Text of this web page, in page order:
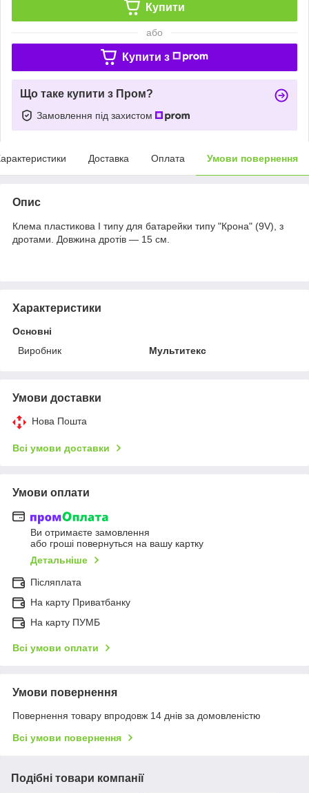
Купити
або
Купити з
Що таке купити з Пром?
Замовлення під захистом
Доставка Оплата Умови повернення
Опис
Клема пластикова І типу для батарейки типу "Крона" (9V), з
дротами. Довжина дротів — 15 см.
Характеристики
Основні
Виробник
Мультитекс
Умови доставки
Нова Пошта
Всі умови доставки
Умови оплати
Ви отримаєте замовлення
або гроші повернуться на вашу картку
Детальніше
Післяплата
На карту Приватбанку
На карту ПУМБ
Всі умови оплати
Умови повернення
Повернення товару впродовж 14 днів за домовленістю
Всі умови повернення
Подібні товари компанії